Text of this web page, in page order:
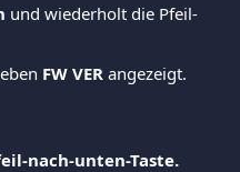
und wiederholt die Pfeil-
FW VER angezeigt.
nach-unten-Taste.